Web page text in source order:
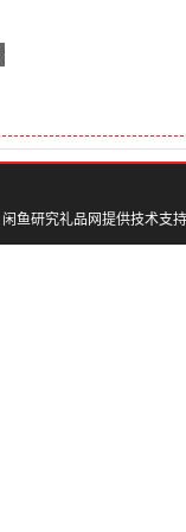
闲鱼研究礼品网提供技术支持